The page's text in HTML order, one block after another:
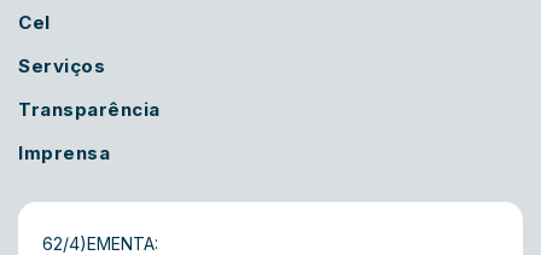
Cel
Serviços
Transparência
Imprensa
62/4)EMENTA: